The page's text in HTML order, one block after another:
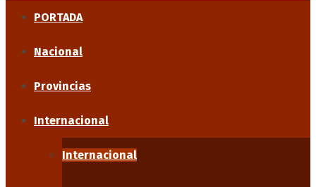
PORTADA
Nacional
Provincias
Internacional
Internacional